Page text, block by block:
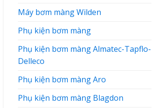
Máy bơm màng Wilden
Phụ kiện bơm màng
Phụ kiện bơm màng Almatec-Tapflo-
Delleco
Phụ kiện bơm màng Aro
Phụ kiện bơm màng Blagdon